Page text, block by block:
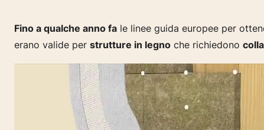
Fino a qualche anno fa le linee guida europee per
erano valide per strutture in legno che richiedono